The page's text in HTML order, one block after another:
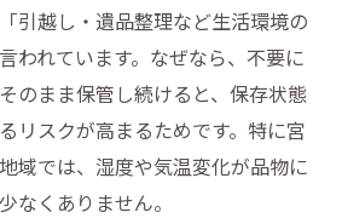
雑貨の人気傾向と査定の関係
れを詳しく解説します
の一般的な流れと手順を解説
を安心して売るための流れとは
雑貨の査定から買取の流れ
引越し・遺品整理など生活環境の
われています。なぜなら、不要に
のまま保管し続けると、保存状態
リスクが高まるためです。特に宮
域では、湿度や気温変化が品物に
なくありません。